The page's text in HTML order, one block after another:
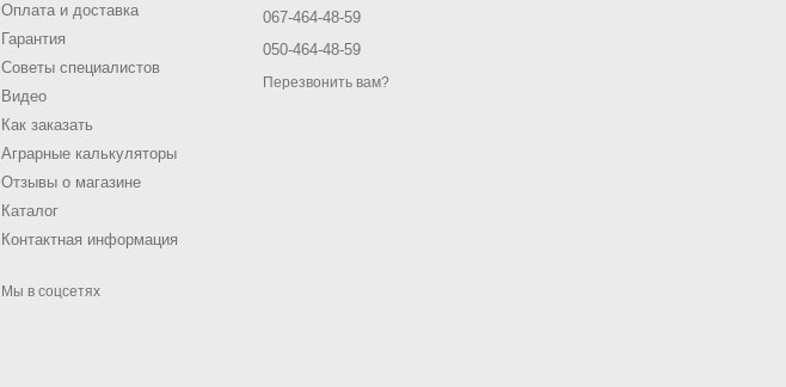
Оплата и доставка
Гарантия
Советы специалистов
Видео
Как заказать
Аграрные калькуляторы
Отзывы о магазине
Каталог
Контактная информация
Мы в соцсетях
067-464-48-59
050-464-48-59
Перезвонить вам?